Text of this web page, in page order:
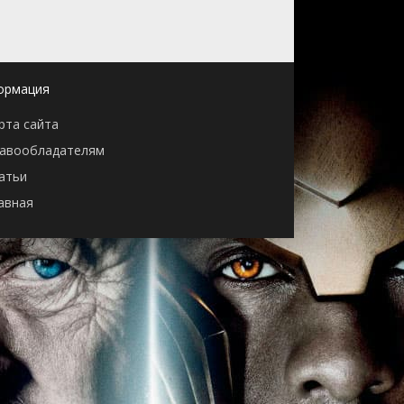
сайта